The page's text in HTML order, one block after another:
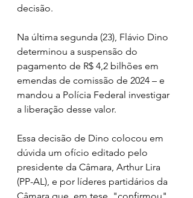
decisão.
Na última segunda (23), Flávio Dino
determinou a suspensão do
pagamento de R$ 4,2 bilhões em
emendas de comissão de 2024 – e
mandou a Polícia Federal investigar
a liberação desse valor.
Essa decisão de Dino colocou em
dúvida um ofício editado pelo
presidente da Câmara, Arthur Lira
(PP-AL), e por líderes partidários da